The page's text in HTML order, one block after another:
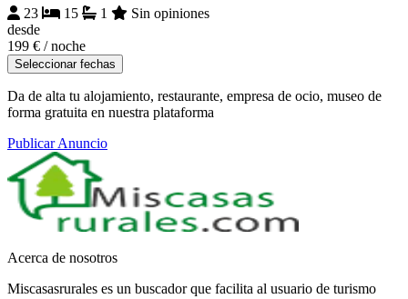
23
15 1
Sin opiniones
desde
199 € / noche
Seleccionar fechas
Da de alta tu alojamiento, restaurante, empresa de ocio, museo de
forma gratuita en nuestra plataforma
Publicar Anuncio
Acerca de nosotros
Miscasasrurales es un buscador que facilita al usuario de turismo